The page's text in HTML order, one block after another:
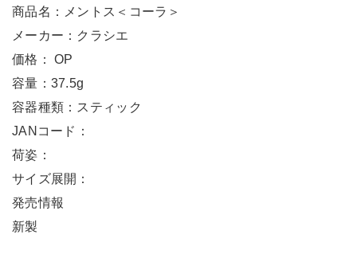
商品名：メントス＜コーラ＞
メーカー：クラシエ
価格： OP
容量：37.5g
容器種類：スティック
JANコード：
荷姿：
サイズ展開：
発売情報
新製